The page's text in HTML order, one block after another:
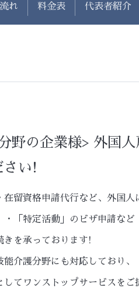
れ 料金表 代表者紹介
野の企業様> 外国
さい!
留資格申請代行など、外国
「特定活動」のビザ申請など
きを承っております!
介護分野にも対応しており、
てワンストップサービスをご